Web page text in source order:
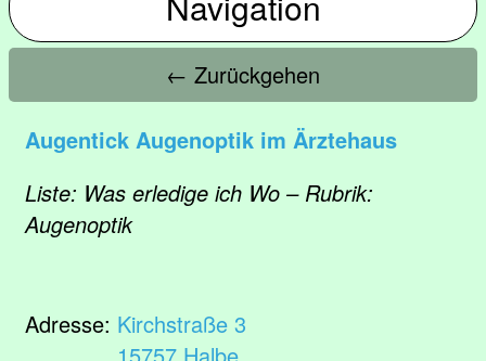
← Zurückgehen
Augentick Augenoptik im Ärztehaus
Liste: Was erledige ich Wo – Rubrik:
Augenoptik
Adresse: Kirchstraße 3